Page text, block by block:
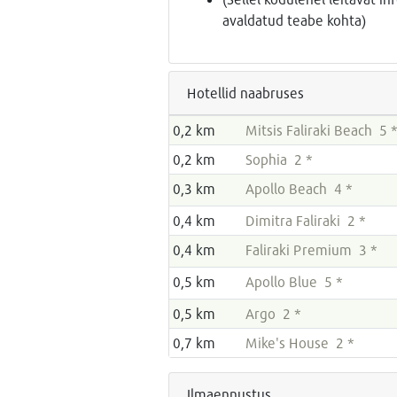
avaldatud teabe kohta)
Hotellid naabruses
0,2 km
Mitsis Faliraki Beach 5
0,2 km
Sophia 2 *
0,3 km
Apollo Beach 4 *
0,4 km
Dimitra Faliraki 2 *
0,4 km
Faliraki Premium 3 *
0,5 km
Apollo Blue 5 *
0,5 km
Argo 2 *
0,7 km
Mike's House 2 *